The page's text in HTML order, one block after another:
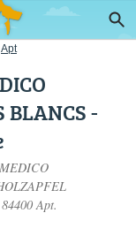
Apt
BLANCS -
Apt.